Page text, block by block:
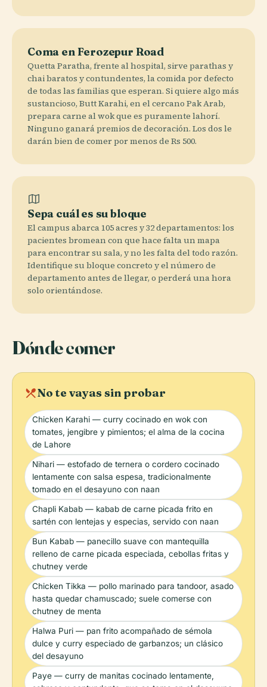
Coma en Ferozepur Road
Quetta Paratha, frente al hospital, sirve parathas y
chai baratos y contundentes, la comida por defecto
de todas las familias que esperan. Si quiere algo más
sustancioso, Butt Karahi, en el cercano Pak Arab,
prepara carne al wok que es puramente lahorí.
Ninguno ganará premios de decoración. Los dos le
darán bien de comer por menos de Rs 500.
Sepa cuál es su bloque
El campus abarca 105 acres y 32 departamentos: los
pacientes bromean con que hace falta un mapa
para encontrar su sala, y no les falta del todo razón.
Identifique su bloque concreto y el número de
departamento antes de llegar, o perderá una hora
solo orientándose.
Dónde comer
local_diningNo te vayas sin probar
Chicken Karahi — curry cocinado en wok con
tomates, jengibre y pimientos; el alma de la cocina
de Lahore
Nihari — estofado de ternera o cordero cocinado
lentamente con salsa espesa, tradicionalmente
tomado en el desayuno con naan
Chapli Kabab — kabab de carne picada frito en
sartén con lentejas y especias, servido con naan
Bun Kabab — panecillo suave con mantequilla
relleno de carne picada especiada, cebollas fritas y
chutney verde
Chicken Tikka — pollo marinado para tandoor, asado
hasta quedar chamuscado; suele comerse con
chutney de menta
Halwa Puri — pan frito acompañado de sémola
dulce y curry especiado de garbanzos; un clásico
del desayuno
Paye — curry de manitas cocinado lentamente,